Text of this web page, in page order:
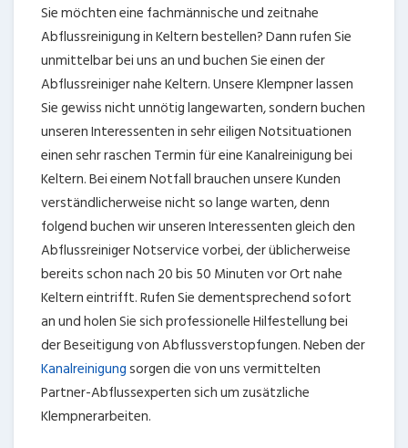
Sie möchten eine fachmännische und zeitnahe
Abflussreinigung in Keltern bestellen? Dann rufen Sie
unmittelbar bei uns an und buchen Sie einen der
Abflussreiniger nahe Keltern. Unsere Klempner lassen
Sie gewiss nicht unnötig langewarten, sondern buchen
unseren Interessenten in sehr eiligen Notsituationen
einen sehr raschen Termin für eine Kanalreinigung bei
Keltern. Bei einem Notfall brauchen unsere Kunden
verständlicherweise nicht so lange warten, denn
folgend buchen wir unseren Interessenten gleich den
Abflussreiniger Notservice vorbei, der üblicherweise
bereits schon nach 20 bis 50 Minuten vor Ort nahe
Keltern eintrifft. Rufen Sie dementsprechend sofort
an und holen Sie sich professionelle Hilfestellung bei
der Beseitigung von Abflussverstopfungen. Neben der
Kanalreinigungsorgen die von uns vermittelten
Partner-Abflussexperten sich um zusätzliche
Klempnerarbeiten.